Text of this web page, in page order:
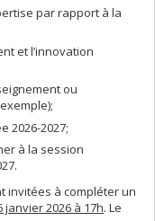
par rapport à la
et l’innovation
ou
2026-2027;
à la session
invitées à compléter un
janvier 2026 à 17h. Le